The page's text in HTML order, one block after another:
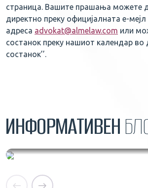
страница. Вашите прашања можете
директно преку официјалната е-мејл
адреса advokat@almelaw.com или
состанок преку нашиот календар во
состанок’’.
ИНФОРМАТИВЕН
во Македонија | Правни